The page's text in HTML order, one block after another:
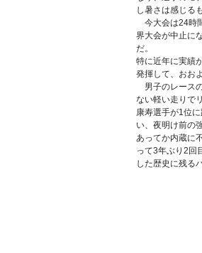
し暑さは感じる
今大会は24時
界大会が中止に
だ。
特に近年に実績
発揮して、おお
男子のレース
ない軽い走りで
康寿選手が1位
い、夜明け前の
あってか内蔵に
って3年ぶり2回
した歴史に残る